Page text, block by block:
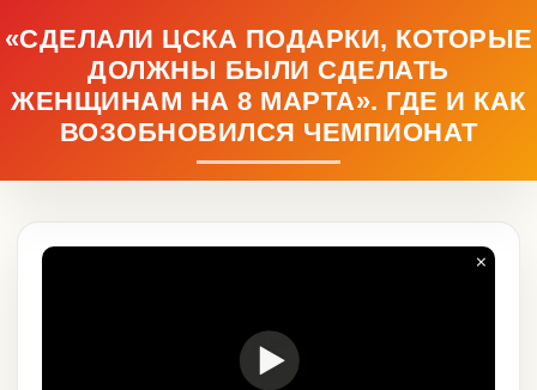
«СДЕЛАЛИ ЦСКА ПОДАРКИ, КОТОРЫЕ
ДОЛЖНЫ БЫЛИ СДЕЛАТЬ
ЖЕНЩИНАМ НА 8 МАРТА». ГДЕ И КАК
ВОЗОБНОВИЛСЯ ЧЕМПИОНАТ